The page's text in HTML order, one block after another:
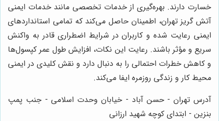
خسارت دارند. بهره‌گیری از خدمات تخصصی مانند خدمات ایمنی
آتش گریز تهران، اطمینان حاصل می‌کند که تمامی استانداردهای
ایمنی رعایت شده و کاربران در شرایط اضطراری قادر به واکنش
سریع و مؤثر باشند. رعایت این نکات، افزایش طول عمر کپسول‌ها
و کاهش خطرات احتمالی را به دنبال دارد و نقش کلیدی در ایمنی
محیط کار و زندگی روزمره ایفا می‌کند.
آدرس تهران - حسن آباد - خیابان وحدت اسلامی - جنب پمپ
بنزین - ابتدای کوچه شهید ارزانی